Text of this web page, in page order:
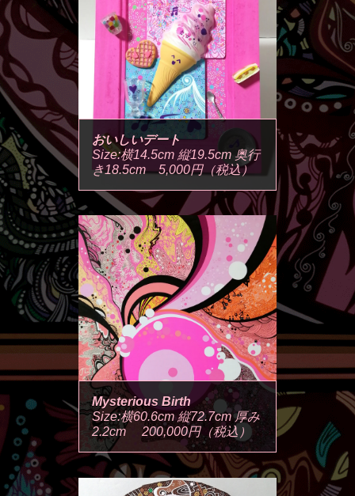
おいしいデート
Size:横14.5cm 縦19.5cm 奥行
き18.5cm 5,000円（税込）
Mysterious Birth
Size:横60.6cm 縦72.7cm 厚み
2.2cm 200,000円（税込）